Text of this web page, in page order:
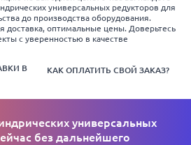
универсальных редукторов для
до производства оборудования.
доставка, оптимальные цены. Доверьтесь
с уверенностью в качестве
В
КАК ОПЛАТИТЬ СВОЙ ЗАКАЗ?
универсальных
без дальнейшего